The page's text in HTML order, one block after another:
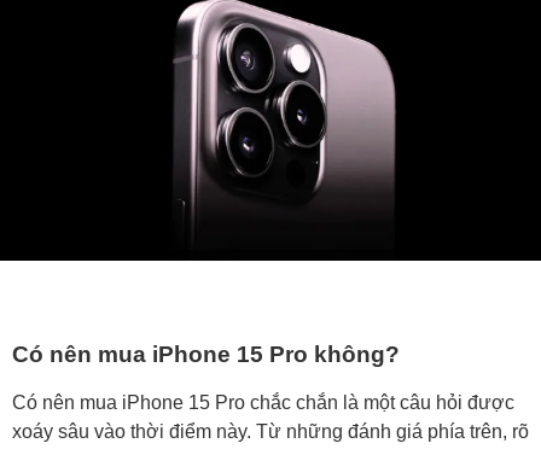
Có nên mua iPhone 15 Pro không?
Có nên mua iPhone 15 Pro chắc chắn là một câu hỏi được
xoáy sâu vào thời điểm này. Từ những đánh giá phía trên, rõ